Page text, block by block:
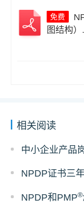
图结构
相关阅读
中小企业产品
NPDP证书三
NPDP和PMP®